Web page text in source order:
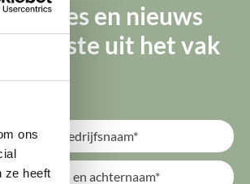
ons
ze heeft
met een laag
stapsgewijs
na 1 januari
vóór 1
advies en nieuws
de beste uit het vak